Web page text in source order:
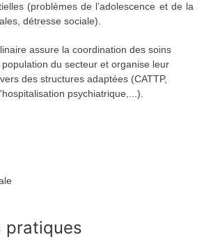
(problèmes de l’adolescence et de la
détresse sociale).
assure la coordination des soins
du secteur et organise leur
des structures adaptées (CATTP,
psychiatrique,...).
pratiques